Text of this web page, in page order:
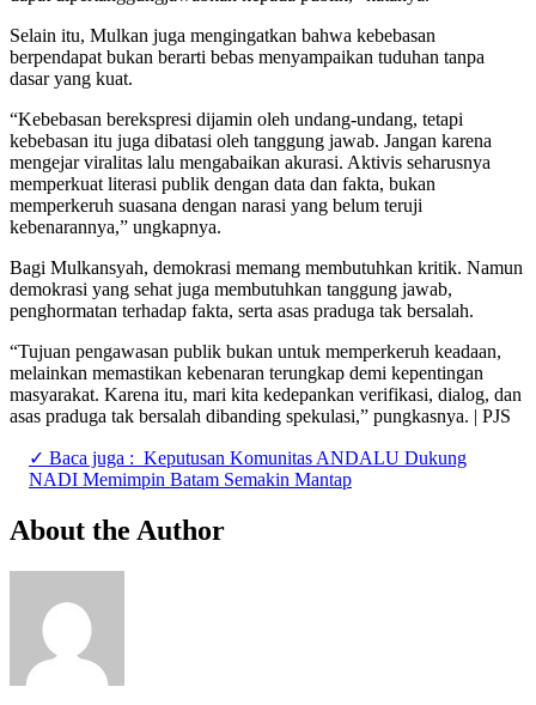
Selain itu, Mulkan juga mengingatkan bahwa kebebasan
berpendapat bukan berarti bebas menyampaikan tuduhan tanpa
dasar yang kuat.
“Kebebasan berekspresi dijamin oleh undang-undang, tetapi
kebebasan itu juga dibatasi oleh tanggung jawab. Jangan karena
mengejar viralitas lalu mengabaikan akurasi. Aktivis seharusnya
memperkuat literasi publik dengan data dan fakta, bukan
memperkeruh suasana dengan narasi yang belum teruji
kebenarannya,” ungkapnya.
Bagi Mulkansyah, demokrasi memang membutuhkan kritik. Namun
demokrasi yang sehat juga membutuhkan tanggung jawab,
penghormatan terhadap fakta, serta asas praduga tak bersalah.
“Tujuan pengawasan publik bukan untuk memperkeruh keadaan,
melainkan memastikan kebenaran terungkap demi kepentingan
masyarakat. Karena itu, mari kita kedepankan verifikasi, dialog, dan
asas praduga tak bersalah dibanding spekulasi,” pungkasnya. | PJS
✓ Baca juga : Keputusan Komunitas ANDALU Dukung
NADI Memimpin Batam Semakin Mantap
About the Author